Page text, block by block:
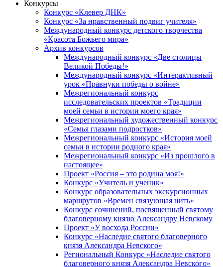
Конкурсы
Конкурс «Клевер ДНК»
Конкурс «За нравственный подвиг учителя»
Международный конкурс детского творчества
«Красота Божьего мира»
Архив конкурсов
Международный конкурс «Две столицы
Великой Победы!»
Международный конкурс «Интерактивный
урок «Правнуки победы о войне»
Межрегиональный конкурс
исследовательских проектов «Традиции
моей семьи в истории моего края»
Межрегиональный художественный конкурс
«Семья глазами подростков»
Межрегиональный конкурс «История моей
семьи в истории родного края»
Межрегиональный конкурс «Из прошлого в
настоящее»
Проект «Россия – это родина моя!»
Конкурс «Учитель и ученик»
Конкурс образовательных экскурсионных
маршрутов «Времен связующая нить»
Конкурс сочинений, посвященный святому
благоверному князю Александру Невскому
Проект «У восхода России»
Конкурс «Наследие святого благоверного
князя Александра Невского»
Региональный Конкурс «Наследие святого
благоверного князя Александра Невского»